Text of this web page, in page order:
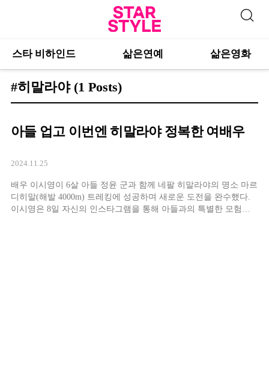
스타 비하인드 삶은연예 삶은영화
#히말라야 (1 Posts)
아들 업고 이번엔 히말라야 정복한 여배우
2024.11.25
배우 이시영이 6살 아들 정윤 군과 함께 네팔 히말라야의 명소 마르
디히말(해발 4000m) 트레킹에 성공하며 새로운 도전을 완수했다.
이시영은 8일 자신의 인스타그램을 통해 아들과의 특별한 모험을